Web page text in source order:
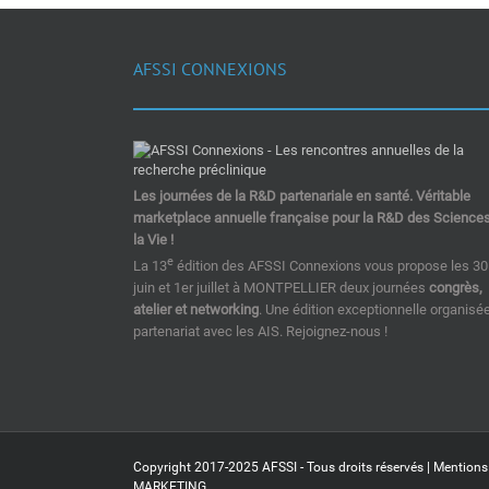
AFSSI CONNEXIONS
Les journées de la R&D partenariale en santé. Véritable
marketplace annuelle française pour la R&D des
la Vie !
La 13e édition des AFSSI Connexions vous propose les 30
juin et 1er juillet à MONTPELLIER deux journées congrès,
atelier et networking. Une édition exceptionnelle
partenariat avec les AIS. Rejoignez-nous !
Copyright 2017-2025 AFSSI - Tous droits réservés |